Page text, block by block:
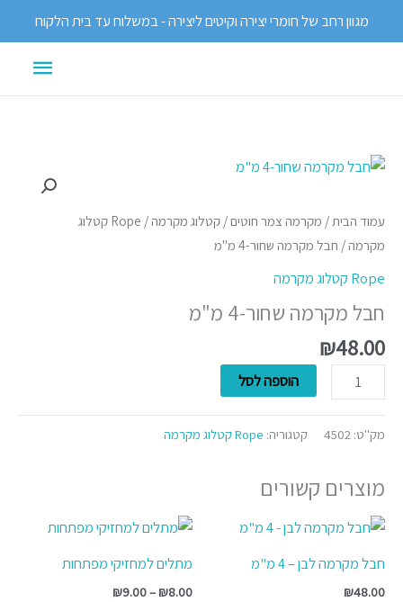
מגוון רחב של חומרי יצירה וקיטים ליצירה - במשלוח עד בית הלקוח
עמוד הבית/ מקרמה צמר חוטים/ קטלוג מקרמה /
Rope קטלוג
מקרמה / חבל מקרמה שחור-4 מ"מ
Rope קטלוג מקרמה
חבל מקרמה שחור-4 מ"מ
₪48.00
כמות
חבל
מקרמה
מ"מ
הוספה לסל
מק"ט: 4502 קטגוריה: Rope קטלוג מקרמה
מוצרים קשורים
חבל מקרמה לבן – 4 מ"מ
₪48.00
מתלים למחזיקי מפתחות
₪8.00
–
₪9.00
טווח
מחירים:
עד
למוצר
יש